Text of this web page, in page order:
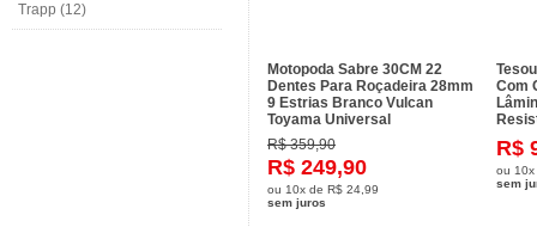
Trapp (12)
Motopoda Sabre 30CM 22
Dentes Para Roçadeira 28mm
9 Estrias Branco Vulcan
Toyama Universal
R$ 359,90
R$ 249,90
ou 10x de R$ 24,99
sem juros
Com
R$
ou 10x
sem